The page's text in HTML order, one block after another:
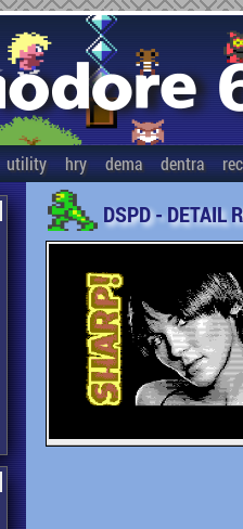
utility hry dema dentra
DSPD - DETAIL